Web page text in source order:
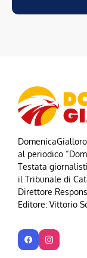
al periodico
Testata
il Tribunale di
Direttore
Editore: Vittorio